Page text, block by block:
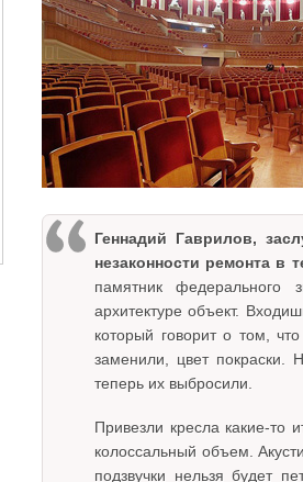
Геннадий Гаврилов,
незаконности ремонта в
памятник федерального
архитектуре объект.
который говорит о том,
заменили, цвет
теперь их выбросили.
Привезли кресла какие-то
колоссальный объем.
подзвучки нельзя будет